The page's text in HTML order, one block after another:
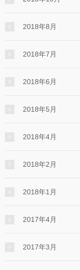
2018年8月
2018年7月
2018年6月
2018年5月
2018年4月
2018年2月
2018年1月
2017年4月
2017年3月